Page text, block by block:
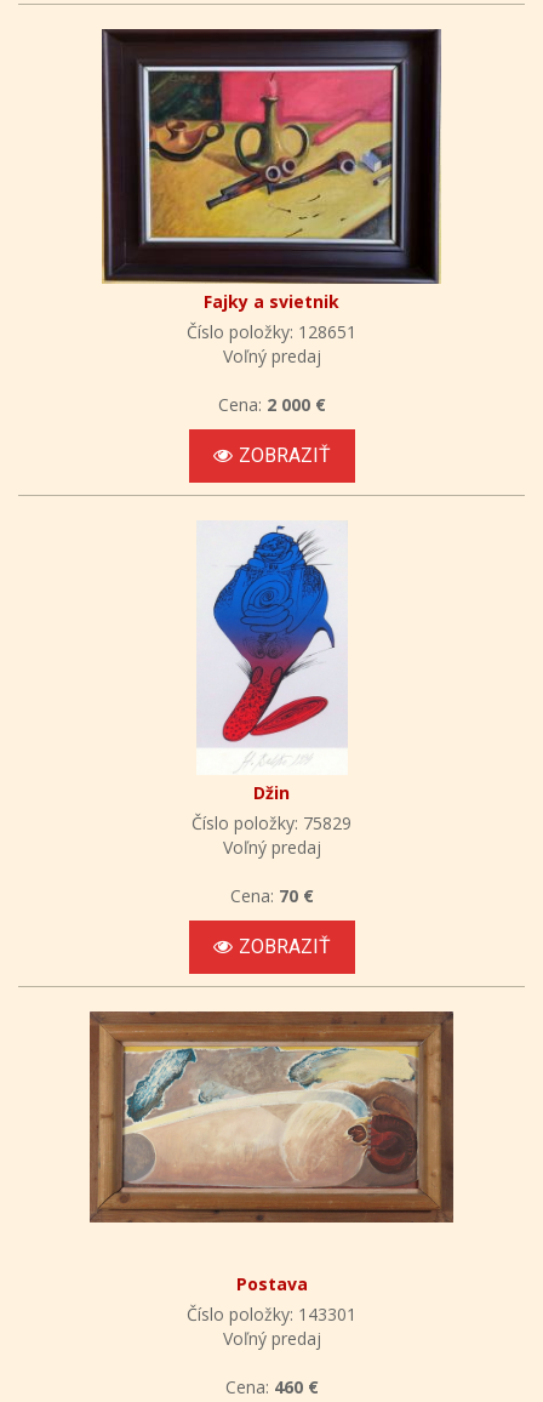
Fajky a svietnik
Číslo položky: 128651
Voľný predaj
Cena: 2 000 €
ZOBRAZIŤ
Džin
Číslo položky: 75829
Voľný predaj
Cena: 70 €
ZOBRAZIŤ
Postava
Číslo položky: 143301
Voľný predaj
Cena: 460 €